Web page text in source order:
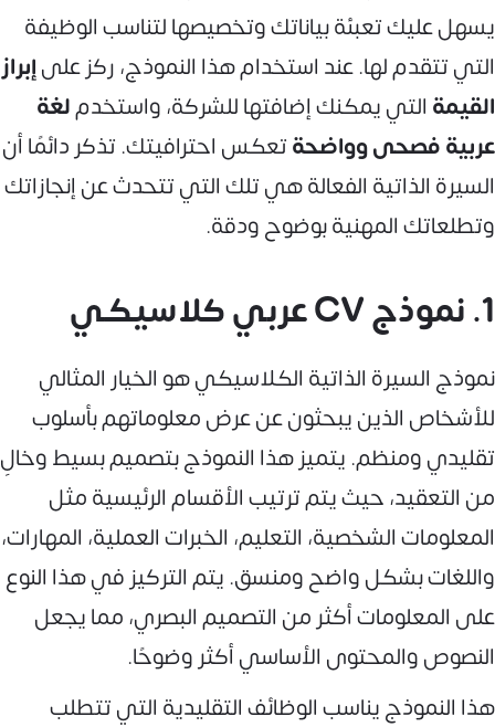
يسهل عليك تعبئة بياناتك وتخصيصها لتناسب الوظيفة
التي تتقدم لها. عند استخدام هذا النموذج، ركز علىإبراز
القيمة التي يمكنك إضافتها للشركة، واستخدملغة
عربية فصحى وواضحةتعكس احترافيتك. تذكر دائمًا أن
السيرة الذاتية الفعالة هي تلك التي تتحدث عن إنجازاتك
وتطلعاتك المهنية بوضوح ودقة.
1. نموذج CV عربي كلاسيكي
نموذج السيرة الذاتية الكلاسيكي هو الخيار المثالي
للأشخاص الذين يبحثون عن عرض معلوماتهم بأسلوب
تقليدي ومنظم. يتميز هذا النموذج بتصميم بسيط وخالٍ
من التعقيد، حيث يتم ترتيب الأقسام الرئيسية مثل
المعلومات الشخصية، التعليم، الخبرات العملية، المهارات،
واللغات بشكل واضح ومنسق. يتم التركيز في هذا النوع
على المعلومات أكثر من التصميم البصري، مما يجعل
النصوص والمحتوى الأساسي أكثر وضوحًا.
هذا النموذج يناسب الوظائف التقليدية التي تتطلب